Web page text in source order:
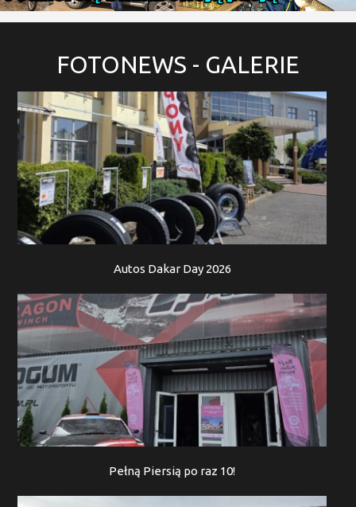
FOTONEWS - GALERIE
Autos Dakar Day 2026
Pełną Piersią po raz 10!